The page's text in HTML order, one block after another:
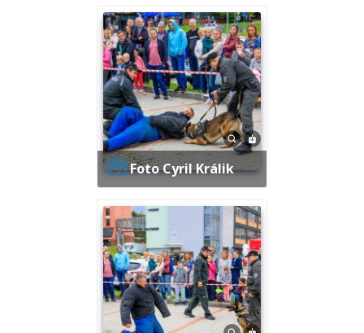
Foto Cyril Králik